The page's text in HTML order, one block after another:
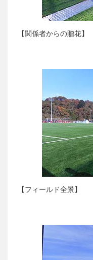
【関係者からの贈花】
【フィールド全景】